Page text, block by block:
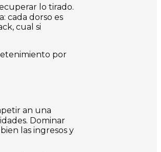
lo tirado.
cada dorso es
cual si
por
an una
Dominar
las ingresos y